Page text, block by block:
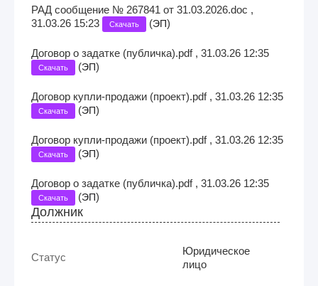
РАД сообщение № 267841 от 31.03.2026.doc ,
31.03.26 15:23
Скачать (ЭП)
Договор о задатке (публичка).pdf , 31.03.26 12:35
Скачать (ЭП)
Договор купли-продажи (проект).pdf , 31.03.26 12:35
Скачать (ЭП)
Договор купли-продажи (проект).pdf , 31.03.26 12:35
Скачать (ЭП)
Договор о задатке (публичка).pdf , 31.03.26 12:35
Скачать (ЭП)
Должник
Статус
Юридическое
лицо